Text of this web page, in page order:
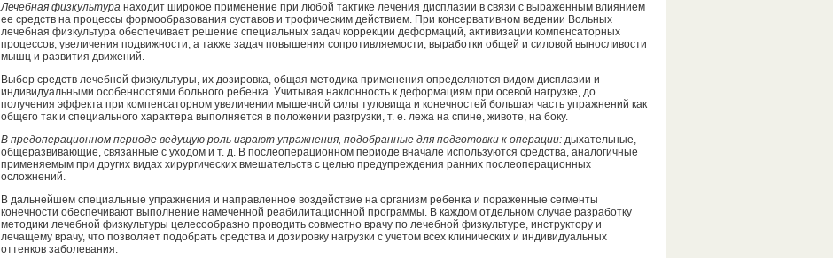
Лечебная физкультура находит широкое применение при любой тактике лечения дисплазии в связи с выраженным влиянием
ее средств на процессы формообразования суставов и трофическим действием. При консервативном ведении Вольных
лечебная физкультура обеспечивает решение специальных задач коррекции деформаций, активизации компенсаторных
процессов, увеличения подвижности, а также задач повышения сопротивляемости, выработки общей и силовой выносливости
мышц и развития движений.
Выбор средств лечебной физкультуры, их дозировка, общая методика применения определяются видом дисплазии и
индивидуальными особенностями больного ребенка. Учитывая наклонность к деформациям при осевой нагрузке, до
получения эффекта при компенсаторном увеличении мышечной силы туловища и конечностей большая часть упражнений как
общего так и специального характера выполняется в положении разгрузки, т. е. лежа на спине, животе, на боку.
В предоперационном периоде ведущую роль играют упражнения, подобранные для подготовки к операции: дыхательные,
общеразвивающие, связанные с уходом и т. д. В послеоперационном периоде вначале используются средства, аналогичные
применяемым при других видах хирургических вмешательств с целью предупреждения ранних послеоперационных
осложнений.
В дальнейшем специальные упражнения и направленное воздействие на организм ребенка и пораженные сегменты
конечности обеспечивают выполнение намеченной реабилитационной программы. В каждом отдельном случае разработку
методики лечебной физкультуры целесообразно проводить совместно врачу по лечебной физкультуре, инструктору и
лечащему врачу, что позволяет подобрать средства и дозировку нагрузки с учетом всех клинических и индивидуальных
оттенков заболевания.